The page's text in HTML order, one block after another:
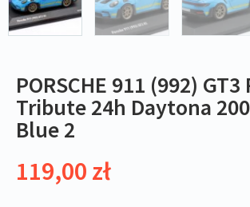
PORSCHE 911 (992) GT3
Tribute 24h Daytona
Blue 2
119,00 zł